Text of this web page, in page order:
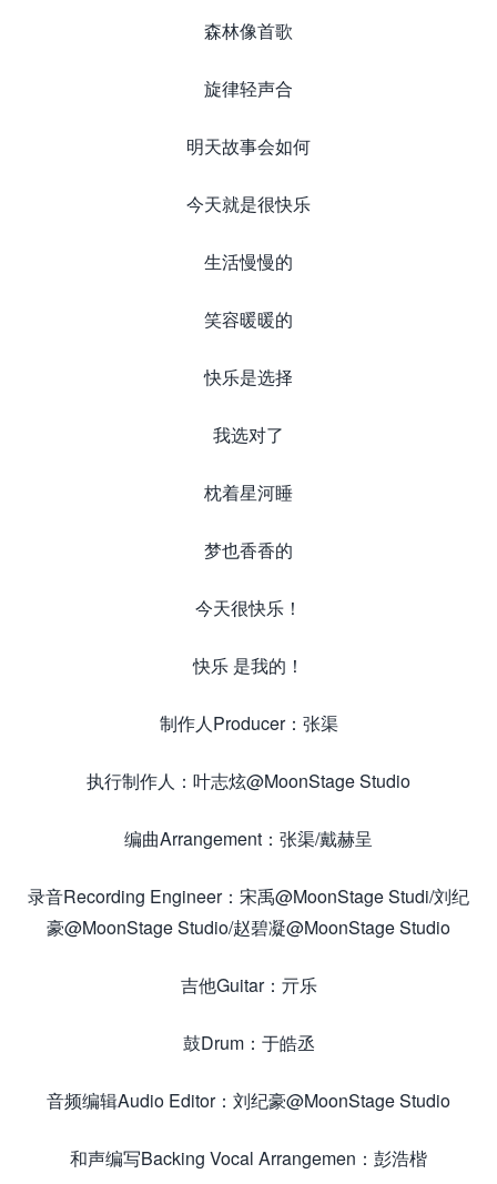
森林像首歌
旋律轻声合
明天故事会如何
今天就是很快乐
生活慢慢的
笑容暖暖的
快乐是选择
我选对了
枕着星河睡
梦也香香的
今天很快乐！
快乐 是我的！
制作人Producer：张渠
执行制作人：叶志炫@MoonStage Studio
编曲Arrangement：张渠/戴赫呈
录音Recording Engineer：宋禹@MoonStage Studi/刘纪
豪@MoonStage Studio/赵碧凝@MoonStage Studio
吉他Guitar：亓乐
鼓Drum：于皓丞
音频编辑Audio Editor：刘纪豪@MoonStage Studio
和声编写Backing Vocal Arrangemen：彭浩楷